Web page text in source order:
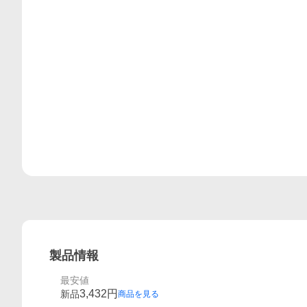
製品情報
最安値
新品3,432円 商品を見る